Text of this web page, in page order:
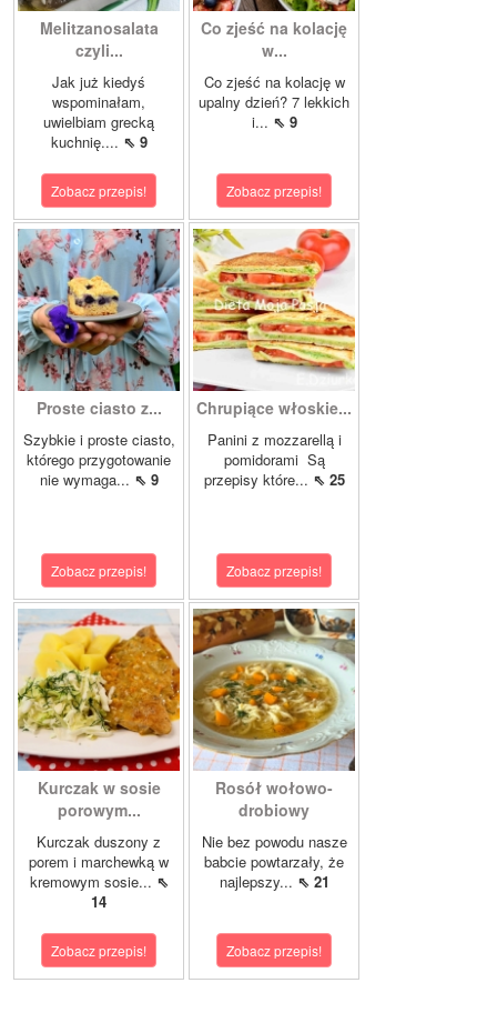
Melitzanosalata
czyli...
Jak już kiedyś
wspominałam,
uwielbiam grecką
kuchnię.... ⇖ 9
Zobacz przepis!
Co zjeść na kolację
w...
Co zjeść na kolację w
upalny dzień? 7 lekkich
i... ⇖ 9
Zobacz przepis!
Proste ciasto z...
Szybkie i proste ciasto,
którego przygotowanie
nie wymaga... ⇖ 9
Zobacz przepis!
Chrupiące włoskie...
Panini z mozzarellą i
pomidorami Są
przepisy które... ⇖ 25
Zobacz przepis!
Kurczak w sosie
porowym...
Kurczak duszony z
porem i marchewką w
kremowym sosie... ⇖
14
Zobacz przepis!
Rosół wołowo-
drobiowy
Nie bez powodu nasze
babcie powtarzały, że
najlepszy... ⇖ 21
Zobacz przepis!